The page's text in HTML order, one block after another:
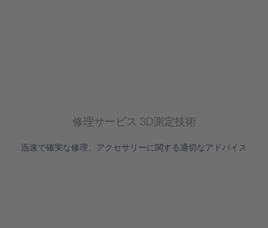
修理サービス 3D測定技術
迅速で確実な修理、アクセサリーに関する適切なアドバイス